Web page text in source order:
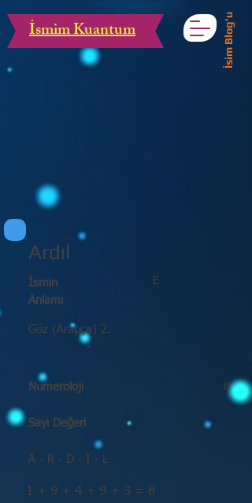
İsmim Kuantum İsim Blog'u
Ardıl
E
İsmin
Anlamı
Göz (Arapça) 2.
Numeroloji
Sayı Değeri
8
A - R - D - I - L
1 + 9 + 4 + 9 + 3 = 8